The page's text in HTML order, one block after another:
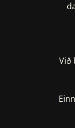
Við